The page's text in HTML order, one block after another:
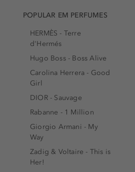
POPULAR EM PERFUMES
HERMÈS - Terre
d'Hermés
Hugo Boss - Boss Alive
Carolina Herrera - Good
Girl
DIOR - Sauvage
Rabanne - 1 Million
Giorgio Armani - My
Way
Zadig & Voltaire - This is
Her!